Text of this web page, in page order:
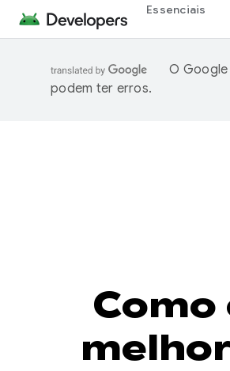
Essenciais
O
podem ter erros.